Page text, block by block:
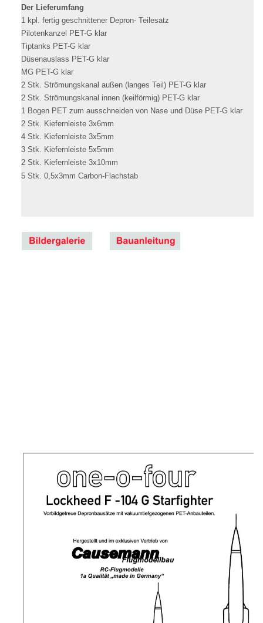
Der Lieferumfang
1 kpl. fertig geschnittener Depron- Teilesatz
Pilotenkanzel PET-G klar
Tiptanks PET-G klar
Düsenauslass PET-G klar
MG PET-G klar
2 Stk. Strömungskanal außen (langes Teil) PET-G klar
2 Stk. Strömungskanal innen (keilförmig) PET-G klar
1 Bogen PET zum ausschneiden von Nase und Düse PET-G klar
2 Stk. Kiefernleiste 3x6mm
4 Stk. Kiefernleiste 3x5mm
3 Stk. Kiefernleiste 5x5mm
2 Stk. Kiefernleiste 3x10mm
5 Stk. 0,5x3mm Carbon-Flachstab